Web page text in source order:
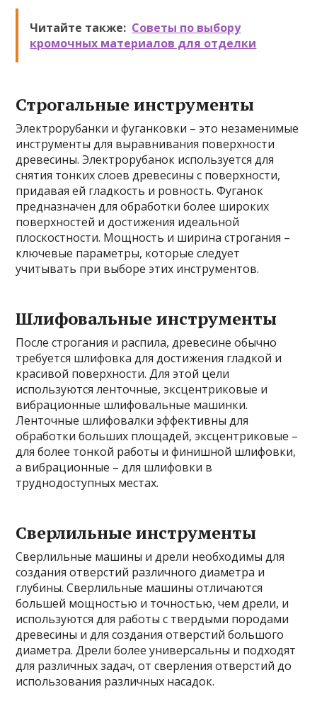
Читайте также: Советы по выбору
кромочных материалов для отделки
Строгальные инструменты
Электрорубанки и фуганковки – это незаменимые
инструменты для выравнивания поверхности
древесины. Электрорубанок используется для
снятия тонких слоев древесины с поверхности,
придавая ей гладкость и ровность. Фуганок
предназначен для обработки более широких
поверхностей и достижения идеальной
плоскостности. Мощность и ширина строгания –
ключевые параметры, которые следует
учитывать при выборе этих инструментов.
Шлифовальные инструменты
После строгания и распила, древесине обычно
требуется шлифовка для достижения гладкой и
красивой поверхности. Для этой цели
используются ленточные, эксцентриковые и
вибрационные шлифовальные машинки.
Ленточные шлифовалки эффективны для
обработки больших площадей, эксцентриковые –
для более тонкой работы и финишной шлифовки,
а вибрационные – для шлифовки в
труднодоступных местах.
Сверлильные инструменты
Сверлильные машины и дрели необходимы для
создания отверстий различного диаметра и
глубины. Сверлильные машины отличаются
большей мощностью и точностью, чем дрели, и
используются для работы с твердыми породами
древесины и для создания отверстий большого
диаметра. Дрели более универсальны и подходят
для различных задач, от сверления отверстий до
использования различных насадок.